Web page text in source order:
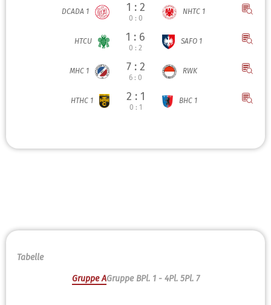
DCADA 1 1 : 2
0 : 0
NHTC 1
HTCU 1 : 6
0 : 2
SAFO 1
MHC 1 7 : 2
6 : 0
RWK
HTHC 1 2 : 1
0 : 1
BHC 1
Tabelle
Gruppe AGruppe BPl. 1 - 4Pl. 5Pl. 7